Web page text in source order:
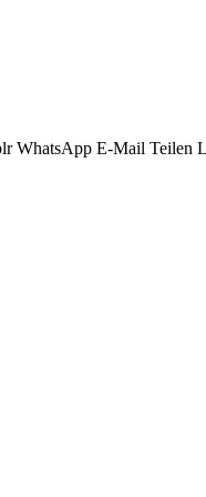
WhatsApp E-Mail Teilen